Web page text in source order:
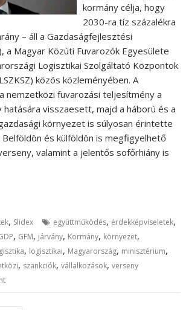
kormány célja, hogy
2030-ra tíz százalékra
– áll a Gazdaságfejlesztési
a Magyar Közúti Fuvarozók Egyesülete
Logisztikai Szolgáltató Központok
közös közleményében. A
nemzetközi fuvarozási teljesítmény a
hatására visszaesett, majd a háború és a
környezet is súlyosan érintette
Belföldön és külföldön is megfigyelhető
valamint a jelentős sofőrhiány is
, Slidex együttműködés, érdekképviseletek,
, GFM, járvány, Kormány, környezet,
, logisztikai, Magyarország, minisztérium,
, szankciók,vállalkozások,verseny